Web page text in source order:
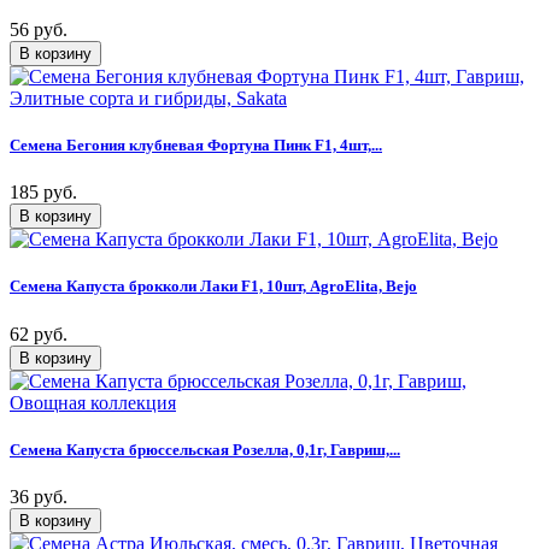
56 руб.
Семена Бегония клубневая Фортуна Пинк F1, 4шт,...
185 руб.
Семена Капуста брокколи Лаки F1, 10шт, AgroElita, Bejo
62 руб.
Семена Капуста брюссельская Розелла, 0,1г, Гавриш,...
36 руб.